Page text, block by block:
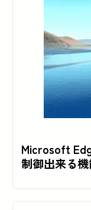
Microsoft
制御出来る